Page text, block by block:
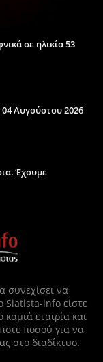
σε ηλικία 53
04 Αυγούστου 2026
Έχουμε
συνεχίσει να
Siatista-info είστε
εταιρία και
ποσού για να
στο διαδίκτυο.